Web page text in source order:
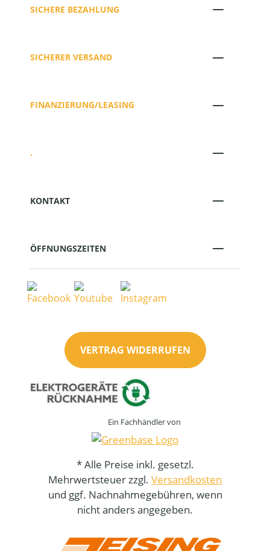
SICHERE BEZAHLUNG
SICHERER VERSAND
FINANZIERUNG/LEASING
.
KONTAKT
ÖFFNUNGSZEITEN
VERTRAG WIDERRUFEN
Ein Fachhändler von
* Alle Preise inkl. gesetzl.
Mehrwertsteuer zzgl. Versandkosten
und ggf. Nachnahmegebühren, wenn
nicht anders angegeben.